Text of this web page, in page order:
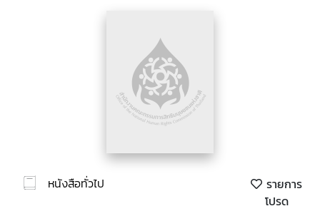
หนังสือทั่วไป
รายการ
โปรด